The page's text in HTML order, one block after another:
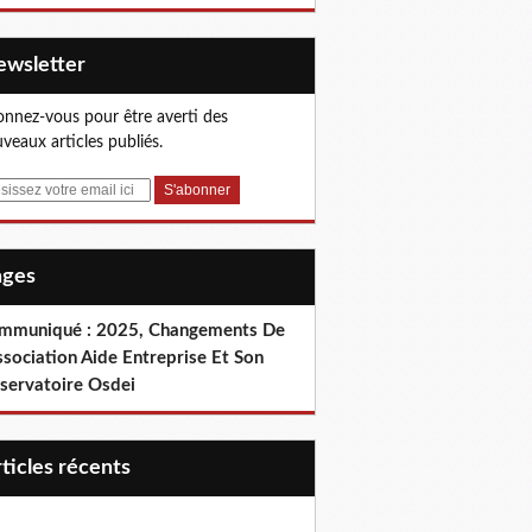
vous pour être averti des
articles publiés.
: 2025, Changements De
Aide Entreprise Et Son
Osdei
récents